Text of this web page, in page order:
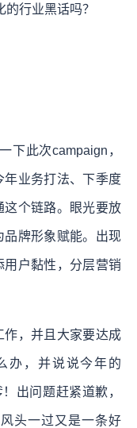
的行业黑话吗？
下此次campaign，
年业务打法、下季度
这个链路。眼光要放
品牌形象赋能。出现
户黏性，分层营销
作，并且大家要达成
办，并说说今年的
出问题赶紧道歉，
头一过又是一条好